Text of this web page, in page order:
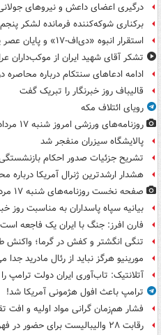
درگیری اعضای داعش و نیروهای
برکناری شوکه‌کننده فرمانده لشکر پنجم
استقرار انبوه «دی‌اف‑۱۷» و پایان عصر پدافند آمریکا +عکس
تشکر آقای شهید ایران از موکب‌داران
ادامه ادعاهای سنتکام درباره محاصره
قالیباف روز خبرنگار را تبریک گفت
رویای ائتلاف مکه
روزنامه‌های ورزشی امروز ‌شنبه ۱۷ مرداد ۱۴۰۵
پالایشگاه سیزران منفجر شد
تشریح جزئیات صدور احکام
هشدار ارشدترین ژنرال آمریکا درباره
صفحه نخست روزنامه‌های شنبه ۱۷ مرداد ۱۴۰۵
بیانیه سپاه پاسداران به مناسبت روز
فارن افرز: جنگ با ایران یک فاجعه است
تنگی انگشتر و کفش در گرما؛ واکنش
مورینیو هرگز نباید از رئال مادرید
آتلانتیک: تاب‌آوری ایران دولت ترامپ
ترامپ باعث افول هژمونی آمریکا شد!
فشار هم‌زمان گرانی مواد اولیه و افت
رقابت ۲۸ والیبالیست برای حضور در فهرست نهایی تیم ملی